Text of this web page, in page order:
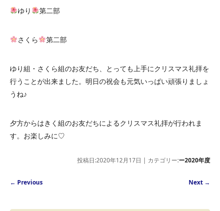
ゆり 第二部
さくら 第二部
ゆり組・さくら組のお友だち、とっても上手にクリスマス礼拝を
行うことが出来ました。明日の祝会も元気いっぱい頑張りましょ
うね♪
夕方からはきく組のお友だちによるクリスマス礼拝が行われま
す。お楽しみに♡
投稿日:2020年12月17日 | カテゴリー:ー2020年度
Post navigation
← Previous Next →